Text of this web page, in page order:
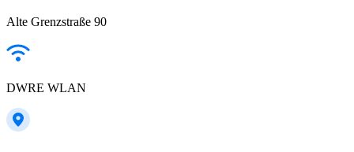
Alte Grenzstraße 90
DWRE WLAN